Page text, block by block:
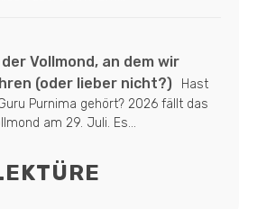
Vollmond, an dem wir
(oder lieber nicht?)
Hast
Purnima gehört? 2026 fällt das
am 29. Juli. Es...